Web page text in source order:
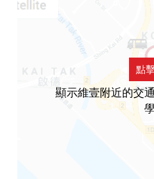
點
顯示維壹附近的交